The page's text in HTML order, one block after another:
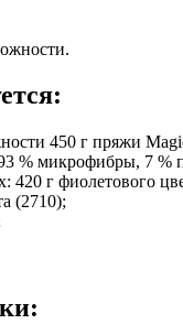
450 г пряжи
% микрофибры, 7 %
420 г фиолетового
(2710);